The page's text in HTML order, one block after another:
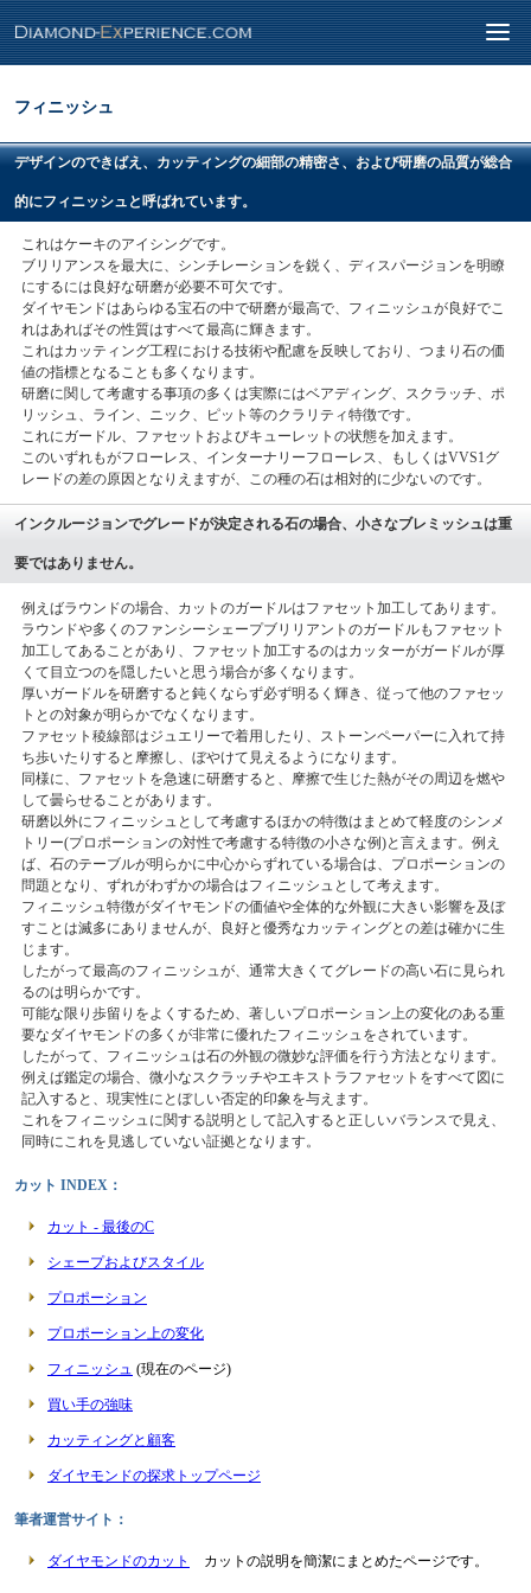
フィニッシュ
デザインのできばえ、カッティングの細部の精密さ、および研磨の品質が総合
的にフィニッシュと呼ばれています。
これはケーキのアイシングです。
ブリリアンスを最大に、シンチレーションを鋭く、ディスパージョンを明瞭
にするには良好な研磨が必要不可欠です。
ダイヤモンドはあらゆる宝石の中で研磨が最高で、フィニッシュが良好でこ
れはあればその性質はすべて最高に輝きます。
これはカッティング工程における技術や配慮を反映しており、つまり石の価
値の指標となることも多くなります。
研磨に関して考慮する事項の多くは実際にはベアディング、スクラッチ、ポ
リッシュ、ライン、ニック、ピット等のクラリティ特徴です。
これにガードル、ファセットおよびキューレットの状態を加えます。
このいずれもがフローレス、インターナリーフローレス、もしくはVVS1グ
レードの差の原因となりえますが、この種の石は相対的に少ないのです。
インクルージョンでグレードが決定される石の場合、小さなブレミッシュは重
要ではありません。
例えばラウンドの場合、カットのガードルはファセット加工してあります。
ラウンドや多くのファンシーシェープブリリアントのガードルもファセット
加工してあることがあり、ファセット加工するのはカッターがガードルが厚
くて目立つのを隠したいと思う場合が多くなります。
厚いガードルを研磨すると鈍くならず必ず明るく輝き、従って他のファセッ
トとの対象が明らかでなくなります。
ファセット稜線部はジュエリーで着用したり、ストーンペーパーに入れて持
ち歩いたりすると摩擦し、ぼやけて見えるようになります。
同様に、ファセットを急速に研磨すると、摩擦で生じた熱がその周辺を燃や
して曇らせることがあります。
研磨以外にフィニッシュとして考慮するほかの特徴はまとめて軽度のシンメ
トリー(プロポーションの対性で考慮する特徴の小さな例)と言えます。例え
ば、石のテーブルが明らかに中心からずれている場合は、プロポーションの
問題となり、ずれがわずかの場合はフィニッシュとして考えます。
フィニッシュ特徴がダイヤモンドの価値や全体的な外観に大きい影響を及ぼ
すことは滅多にありませんが、良好と優秀なカッティングとの差は確かに生
じます。
したがって最高のフィニッシュが、通常大きくてグレードの高い石に見られ
るのは明らかです。
可能な限り歩留りをよくするため、著しいプロポーション上の変化のある重
要なダイヤモンドの多くが非常に優れたフィニッシュをされています。
したがって、フィニッシュは石の外観の微妙な評価を行う方法となります。
例えば鑑定の場合、微小なスクラッチやエキストラファセットをすべて図に
記入すると、現実性にとぼしい否定的印象を与えます。
これをフィニッシュに関する説明として記入すると正しいバランスで見え、
同時にこれを見逃していない証拠となります。
カット INDEX：
カット - 最後のC
シェープおよびスタイル
プロポーション
プロポーション上の変化
フィニッシュ (現在のページ)
買い手の強味
カッティングと顧客
ダイヤモンドの探求トップページ
筆者運営サイト：
ダイヤモンドのカット カットの説明を簡潔にまとめたページです。